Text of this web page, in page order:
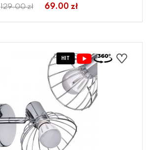
129.00 zł 69.00 zł